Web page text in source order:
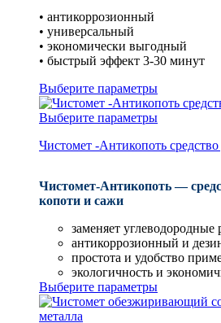
• антикоррозионный
• универсальный
• экономически выгодный
• быстрый эффект 3-30 минут
Выберите параметры
Выберите параметры
Чистомет -Антикопоть
Чистомет-Антикопоть —
копоти и сажи
заменяет углеводородные
антикоррозионный и
простота и удобство
экологичность и
Выберите параметры